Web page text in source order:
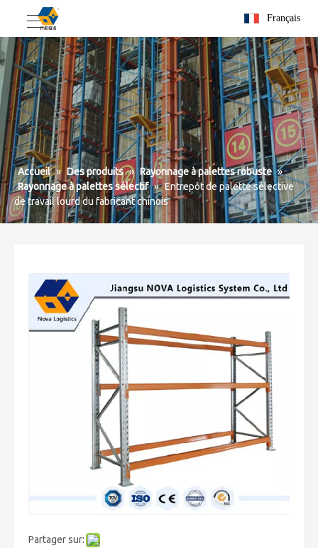
Français
Accueil » Des produits » Rayonnage à palettes robuste »
Rayonnage à palettes sélectif » Entrepôt de palette sélective
de travail lourd du fabricant chinois
Partager sur: